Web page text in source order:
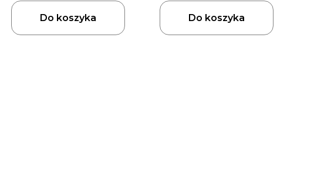
Do koszyka Do koszyka